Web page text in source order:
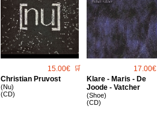
15.00€ 🛒
Christian Pruvost
(Nu)
(CD)
17.00€
Klare - Maris - De
Joode - Vatcher
(Shoe)
(CD)